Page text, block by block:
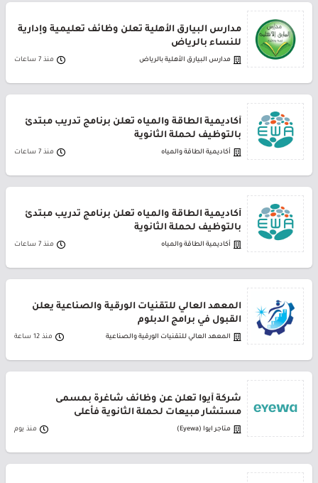
مدارس البيارق الأهلية تعلن وظائف تعليمية وإدارية
للنساء بالرياض
مدارس البيارق الأهلية بالرياض منذ 7 ساعات
أكاديمية الطاقة والمياه تعلن برنامج تدريب مبتدئ
بالتوظيف لحملة الثانوية
أكاديمية الطاقة والمياه منذ 7 ساعات
أكاديمية الطاقة والمياه تعلن برنامج تدريب مبتدئ
بالتوظيف لحملة الثانوية
أكاديمية الطاقة والمياه منذ 7 ساعات
المعهد العالي للتقنيات الورقية والصناعية يعلن
القبول في برامج الدبلوم
المعهد العالي للتقنيات الورقية والصناعية منذ 12 ساعة
شركة أيوا تعلن عن وظائف شاغرة بمسمى
مستشار مبيعات لحملة الثانوية فأعلى
متاجر ايوا (Eyewa) منذ يوم